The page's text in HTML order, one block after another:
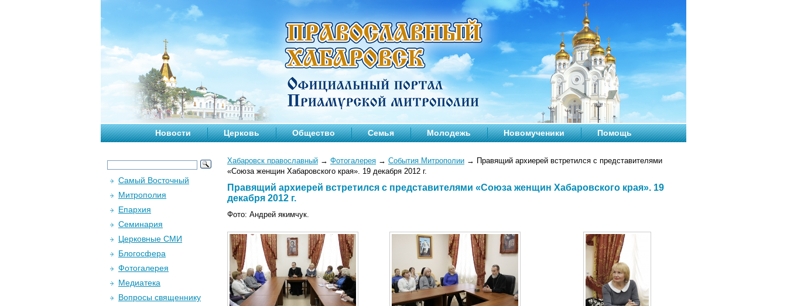
Новости Церковь Общество Семья Молодежь Новомученики Помощь
Хабаровск православный → Фотогалерея → События Митрополии → Правящий архиерей встретился с представителями
«Союза женщин Хабаровского края». 19 декабря 2012 г.
Правящий архиерей встретился с представителями «Союза женщин Хабаровского края». 19
декабря 2012 г.
Фото: Андрей якимчук.
Самый Восточный
Митрополия
Епархия
Семинария
Церковные СМИ
Блогосфера
Фотогалерея
Медиатека
Вопросы священнику